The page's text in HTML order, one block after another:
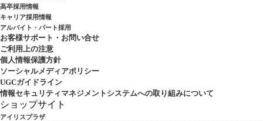
高卒採用情報
キャリア採用情報
アルバイト・パート採用
お客様サポート・お問い合せ
ご利用上の注意
個人情報保護方針
ソーシャルメディアポリシー
UGCガイドライン
情報セキュリティマネジメントシステムへの取り組みについて
ショップサイト
アイリスプラザ